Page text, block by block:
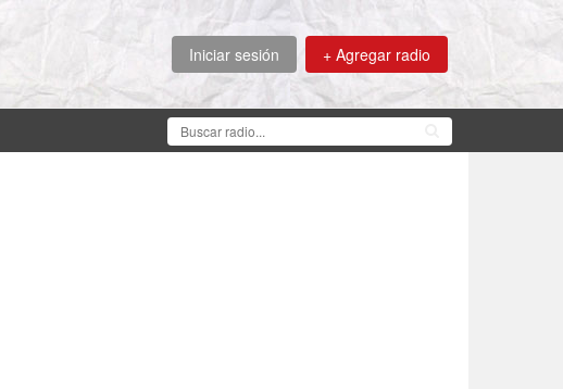
Iniciar sesión + Agregar radio